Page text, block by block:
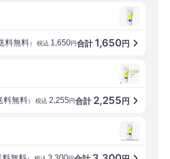
合計 1,650円
料無料） 税込 1,650円
合計 2,255 円
料無料） 税込 2,255円